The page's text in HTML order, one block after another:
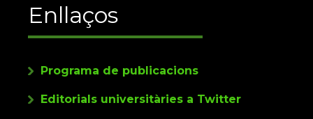
Enllaços
Programa de publicacions
Editorials universitàries a Twitter